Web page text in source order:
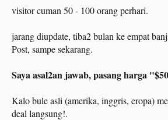
visitor cuman 50 - 100 orang perhari.
jarang diupdate, tiba2 bulan ke empat
Post, sampe sekarang.
Saya asal2an jawab, pasang harga
Kalo bule asli (amerika, inggris, eropa)
deal langsung!.